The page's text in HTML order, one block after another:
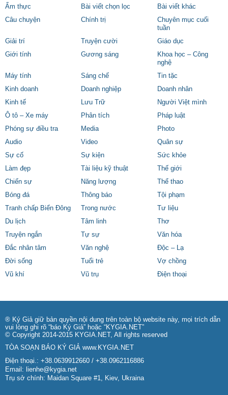
Ẩm thực Bài viết chọn lọc
Bài viết khác
Câu chuyện
Chính trị
Chuyên mục cuối
tuần
Giải trí
Truyện cười
Giáo dục
Giới tính
Gương sáng
Khoa học – Công
nghệ
Máy tính
Sáng chế
Tin tặc
Kinh doanh
Doanh nghiệp
Doanh nhân
Kinh tế
Lưu Trữ
Người Việt mình
Ô tô – Xe máy
Phân tích
Pháp luật
Phóng sự điều tra
Media
Photo
Audio
Video
Quân sự
Sự cố
Sự kiện
Sức khỏe
Làm đẹp
Tài liệu kỹ thuật
Thế giới
Chiến sự
Năng lượng
Thể thao
Bóng đá
Thông báo
Tội phạm
Tranh chấp Biển Đông
Trong nước
Tư liệu
Du lịch
Tâm linh
Thơ
Truyện ngắn
Tự sự
Văn hóa
Đắc nhân tâm
Văn nghệ
Độc – Lạ
Đời sống
Tuổi trẻ
Vợ chồng
Vũ khí
Vũ trụ Điện thoại
® Ký Giả giữ bản quyền nội dung trên toàn bộ website này, mọi trích dẫn
vui lòng ghi rõ “báo Ký Giả” hoặc “KYGIA.NET”
© Copyright 2014-2015 KYGIA.NET, All rights reserved
TÒA SOẠN BÁO KÝ GIẢ www.KYGIA.NET
Điện thoại.: +38.0639912660 / +38.0962116886
Email: lienhe@kygia.net
Trụ sở chính: Maidan Square #1, Kiev, Ukraina